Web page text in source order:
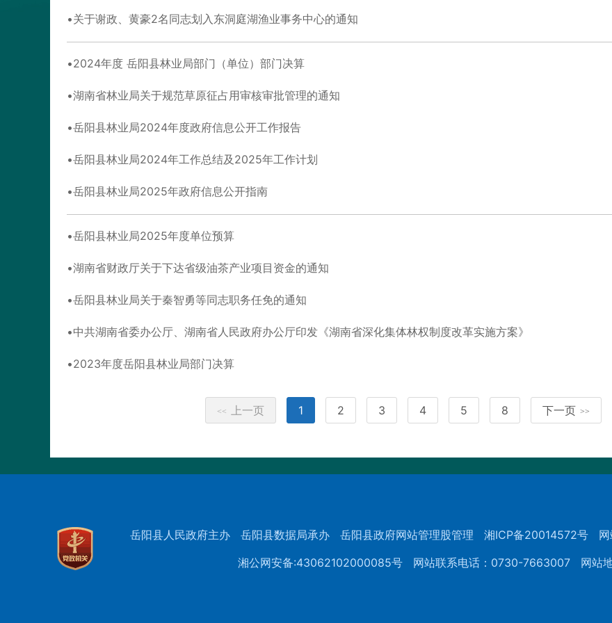
关于谢政、黄豪2名同志划入东洞庭湖渔业事务中心的通知
2024年度 岳阳县林业局部门（单位）部门决算
湖南省林业局关于规范草原征占用审核审批管理的通知
岳阳县林业局2024年度政府信息公开工作报告
岳阳县林业局2024年工作总结及2025年工作计划
岳阳县林业局2025年政府信息公开指南
岳阳县林业局2025年度单位预算
湖南省财政厅关于下达省级油茶产业项目资金的通知
岳阳县林业局关于秦智勇等同志职务任免的通知
中共湖南省委办公厅、湖南省人民政府办公厅印发《湖南省深化集体林权制度改革实施方案》
2023年度岳阳县林业局部门决算
<< 上一页 1 2 3 4 5 8 下一页 >>
岳阳县人民政府主办 岳阳县数据局承办 岳阳县政府网站管理股管理 湘ICP备20014572号
湘公网安备:43062102000085号
网站联系电话：0730-7663007 网站